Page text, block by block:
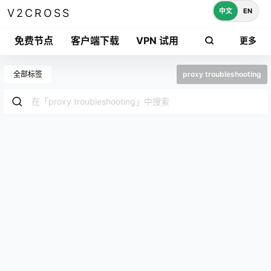
V2CROSS
免费节点 客户端下载 VPN 试用 更多
中文 EN
全部标签 proxy troubleshooting